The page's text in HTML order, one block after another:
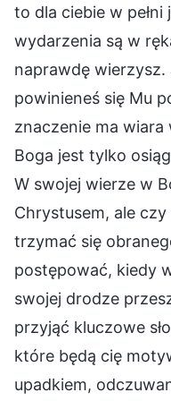
to dla ciebie w
wydarzenia są w
naprawdę
powinieneś się Mu
znaczenie ma wiara
Boga jest tylko
W swojej wierze w
Chrystusem, ale
trzymać się
postępować, kiedy
swojej drodze
przyjąć kluczowe
które będą cię
upadkiem,